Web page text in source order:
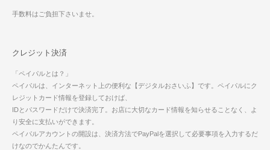
手数料はご負担下さいませ。
クレジット決済
「ペイパルとは？」
ペイパルは、インターネット上の便利な【デジタルおさいふ】です。ペイパルにク
レジットカード情報を登録しておけば、
IDとパスワードだけで決済完了。お店に大切なカード情報を知らせることなく、よ
り安全に支払いができます。
ペイパルアカウントの開設は、決済方法でPayPalを選択して必要事項を入力するだ
けなのでかんたんです。